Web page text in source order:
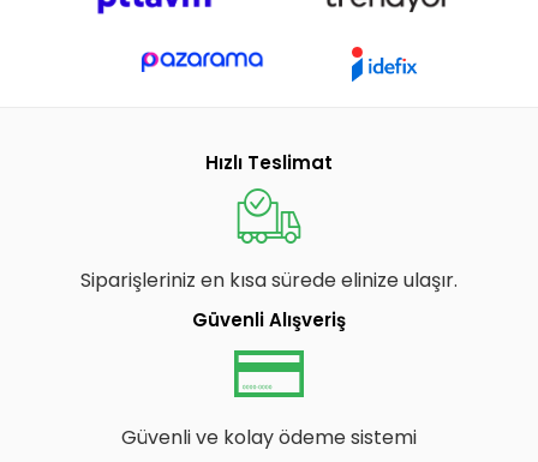
Hızlı Teslimat
Siparişleriniz en kısa sürede elinize ulaşır.
Güvenli Alışveriş
Güvenli ve kolay ödeme sistemi